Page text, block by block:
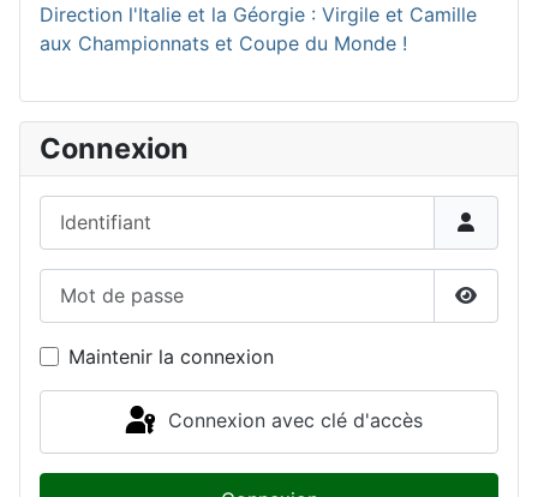
Direction l'Italie et la Géorgie : Virgile et Camille
aux Championnats et Coupe du Monde !
Connexion
Maintenir la connexion
Connexion avec clé d'accès